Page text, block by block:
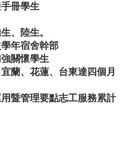
冊學生
、陸生。
年宿舍幹部
關懷學生
蘭、花蓮、台東達四個月
暨管理要點志工服務累計